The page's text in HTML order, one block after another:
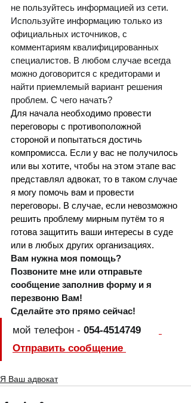
не пользуйтесь информацией из сети.
Используйте информацию только из
официальных источников, с
комментариям квалифицированных
специалистов. В любом случае всегда
можно договорится с кредиторами и
найти приемлемый вариант решения
проблем. С чего начать?
Для начала необходимо провести
переговоры с противоположной
стороной и попытаться достичь
компромисса. Если у вас не получилось
или вы хотите, чтобы на этом этапе вас
представлял адвокат, то в таком случае
я могу помочь вам и провести
переговоры. В случае, если невозможно
решить проблему мирным путём то я
готова защитить ваши интересы в суде
или в любых других организациях.
Вам нужна моя помощь?
Позвоните мне или отправьте
сообщение заполнив форму и я
перезвоню Вам!
Сделайте это прямо сейчас!
мой телефон - 054-4514749
Отправить сообщение
Я Ваш адвокат